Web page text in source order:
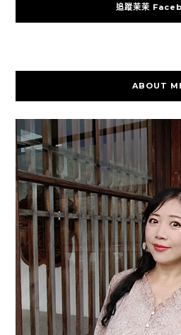
追蹤茉茉
ABOUT